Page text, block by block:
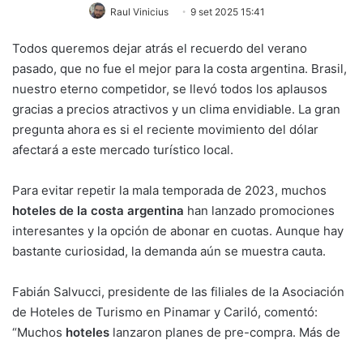
Raul Vinicius 9 set 2025 15:41
Todos queremos dejar atrás el recuerdo del verano
pasado, que no fue el mejor para la costa argentina. Brasil,
nuestro eterno competidor, se llevó todos los aplausos
gracias a precios atractivos y un clima envidiable. La gran
pregunta ahora es si el reciente movimiento del dólar
afectará a este mercado turístico local.
Para evitar repetir la mala temporada de 2023, muchos
hoteles de la costa argentina han lanzado promociones
interesantes y la opción de abonar en cuotas. Aunque hay
bastante curiosidad, la demanda aún se muestra cauta.
Fabián Salvucci, presidente de las filiales de la Asociación
de Hoteles de Turismo en Pinamar y Cariló, comentó:
“Muchos hoteles lanzaron planes de pre-compra. Más de